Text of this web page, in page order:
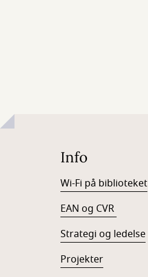
Info
Wi-Fi på biblioteket
EAN og CVR
Strategi og ledelse
Projekter